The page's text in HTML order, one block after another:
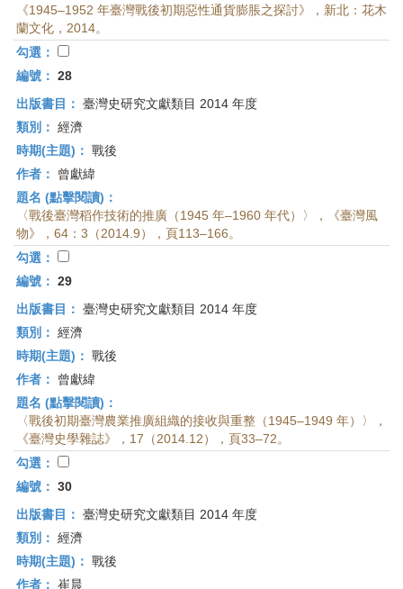
《1945–1952 年臺灣戰後初期惡性通貨膨脹之探討》，新北：花木
蘭文化，2014。
勾選：
編號： 28
出版書目： 臺灣史研究文獻類目 2014 年度
類別： 經濟
時期(主題)： 戰後
作者：
曾獻緯
題名 (點擊閱讀)：
〈戰後臺灣稻作技術的推廣（1945 年–1960 年代）〉，《臺灣風
物》，64：3（2014.9），頁113–166。
勾選：
編號： 29
出版書目： 臺灣史研究文獻類目 2014 年度
類別： 經濟
時期(主題)： 戰後
作者：
曾獻緯
題名 (點擊閱讀)：
〈戰後初期臺灣農業推廣組織的接收與重整（1945–1949 年）〉，
《臺灣史學雜誌》，17（2014.12），頁33–72。
勾選：
編號： 30
出版書目： 臺灣史研究文獻類目 2014 年度
類別： 經濟
時期(主題)： 戰後
作者： 崔晨